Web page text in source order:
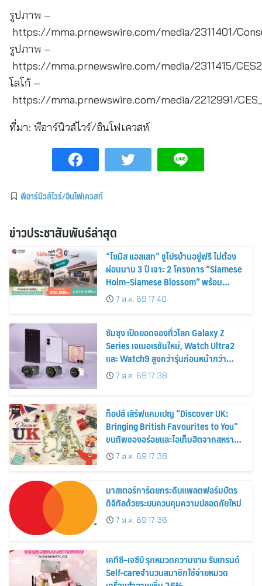
รูปภาพ –
https://mma.prnewswire.com/media/2311401/
รูปภาพ –
https://mma.prnewswire.com/media/2311415/
โลโก้ –
https://mma.prnewswire.com/media/2212991/
ที่มา: พีอาร์นิวส์ไวร์/อินโฟเควสท์
พีอาร์นิวส์ไวร์/อินโฟเควสท์
ข่าวประชาสัมพันธ์ล่าสุด
“ไซมิส แอสเสท” ชูโปรบ้านอยู่ฟรี ไม่ต้อง
ผ่อนนาน 3 ปี เจาะ 2 โครงการ “Siamese
Holm–Siamese Blossom” พร้อม
ส่วนลดและสิทธิพิเศษถึง 31 สิงหาคม
2569
7 ส.ค. 69 17:40
ซัมซุง เปิดยอดจองทั่วโลก Galaxy Z
Series เจเนอเรชันใหม่, Watch Ultra2
และ Watch9 สูงกว่ารุ่นก่อนหน้ากว่า
30%7 ส.ค. 69 17:38
ท็อปส์ เสิร์ฟแคมเปญ “Discover UK:
Bringing British Favourites to You”
ขนทัพของอร่อยและไอเท็มฮิตจากสหราช
อาณาจักร ส่งตรงถึงมือตั้งแต่วันนี้ – 18
สิงหาคมนี้
7 ส.ค. 69 17:38
มาสเตอร์การ์ดยกระดับแพลตฟอร์มบัตร
ดิจิทัลด้วยระบบควบคุมความปลอดภัยใหม่
7 ส.ค. 69 17:36
เคทีซี–เจซีบี รุกหมวดความงาม รับเทรนด์
Self-careจำนวนสมาชิกใช้จ่ายหมวด